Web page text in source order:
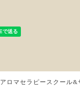
アロマセラピースクール